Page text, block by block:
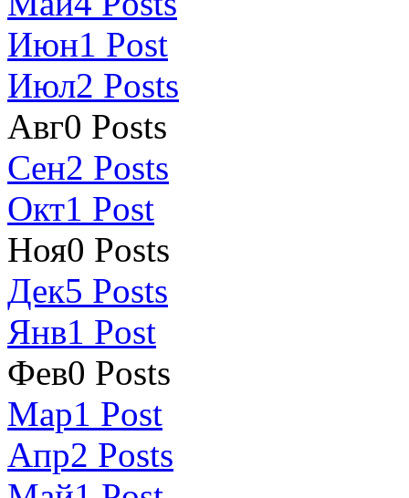
Июн1 Post
Июл2 Posts
Авг0 Posts
Сен2 Posts
Окт1 Post
Ноя0 Posts
Дек5 Posts
Янв1 Post
Фев0 Posts
Мар1 Post
Апр2 Posts